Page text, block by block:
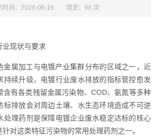
时间：2026-06-19 浏览：98 次
业现状与要求
金属加工与电镀产业集群分布的区域之一，近
持续升级，电镀行业废水排放的指标管控愈发
含有各类残留金属污染物、COD、氨氮等多种
标排放会对周边土壤、水生态环境造成不可逆
处理药剂是保障电镀企业废水稳定达标的核心
对这类特征污染物的常用处理药剂之一。